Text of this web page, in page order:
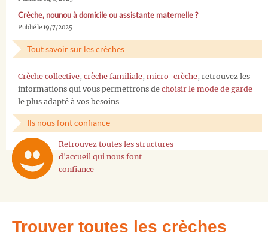
Crèche, nounou à domicile ou assistante maternelle ?
Publié le 19/7/2025
Tout savoir sur les crèches
Crèche collective, crèche familiale, micro-crèche, retrouvez les
informations qui vous permettrons de choisir le mode de garde
le plus adapté à vos besoins
Ils nous font confiance
Retrouvez toutes les structures
d'accueil qui nous font
confiance
Trouver toutes les crèches